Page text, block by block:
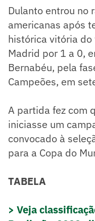
Dulanto entrou no
americanas após
histórica vitória
Madrid por 1 a 0,
Bernabéu, pela
Campeões, em
A partida fez com
iniciasse um
convocado à
para a Copa do
TABELA
> Veja